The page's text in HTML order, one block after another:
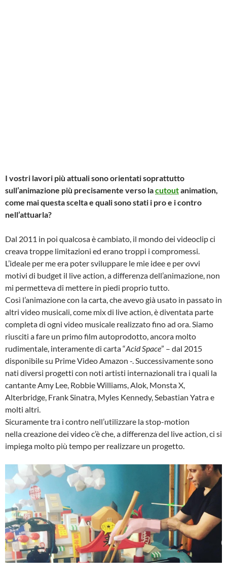
I vostri lavori più attuali sono orientati soprattutto
sull’animazione più precisamente verso lacutoutanimation,
come mai questa scelta e quali sono stati i pro e i contro
nell’attuarla?
Dal 2011 in poi qualcosa è cambiato, il mondo dei videoclip ci
creava troppe limitazioni ed erano troppi i compromessi.
L’ideale per me era poter sviluppare le mie idee e per ovvi
motivi di budget il live action, a differenza dell’animazione, non
mi permetteva di mettere in piedi proprio tutto.
Così l’animazione con la carta, che avevo già usato in passato in
altri video musicali, come mix di live action, è diventata parte
completa di ogni video musicale realizzato fino ad ora. Siamo
riusciti a fare un primo film autoprodotto, ancora molto
rudimentale, interamente di carta “Acid Space” – dal 2015
disponibile su Prime Video Amazon -. Successivamente sono
nati diversi progetti con noti artisti internazionali tra i quali la
cantante Amy Lee, Robbie Williams, Alok, Monsta X,
Alterbridge, Frank Sinatra, Myles Kennedy, Sebastian Yatra e
molti altri.
Sicuramente tra i contro nell’utilizzare la stop-motion
nella creazione dei video c’è che, a differenza del live action, ci si
impiega molto più tempo per realizzare un progetto.